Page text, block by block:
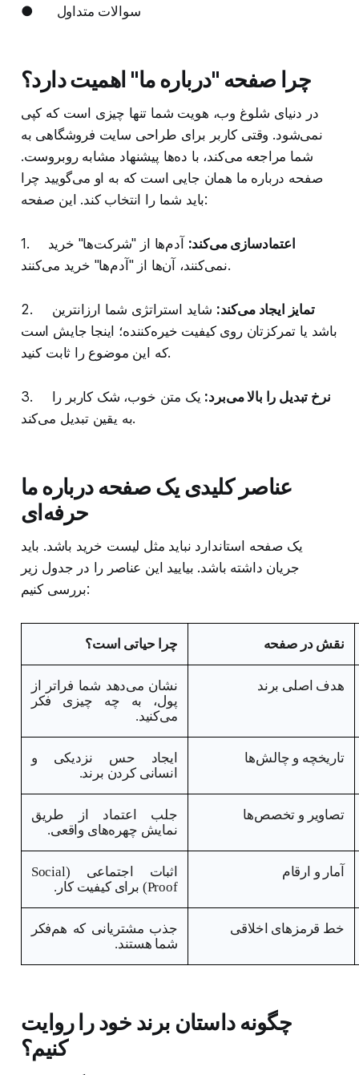
چرا صفحه "درباره ما" اهمیت دارد؟
در دنیای شلوغ وب، هویت شما تنها چیزی است که کپی
نمی‌شود. وقتی کاربر برای طراحی سایت فروشگاهی به
شما مراجعه می‌کند، با ده‌ها پیشنهاد مشابه روبروست.
صفحه درباره ما همان جایی است که به او می‌گویید چرا
باید شما را انتخاب کند. این صفحه:
1. اعتمادسازی می‌کند: آدم‌ها از "شرکت‌ها" خرید
نمی‌کنند، آن‌ها از "آدم‌ها" خرید می‌کنند.
2. تمایز ایجاد می‌کند: شاید استراتژی شما ارزانترین
باشد یا تمرکزتان روی کیفیت خیره‌کننده؛ اینجا جایش است
که این موضوع را ثابت کنید.
3. نرخ تبدیل را بالا می‌برد: یک متن خوب، شک کاربر را
به یقین تبدیل می‌کند.
عناصر کلیدی یک صفحه درباره ما
حرفه‌ای
یک صفحه استاندارد نباید مثل لیست خرید باشد. باید
جریان داشته باشد. بیایید این عناصر را در جدول زیر
بررسی کنیم:
نقش در صفحه چرا حیاتی است؟
هدف اصلی برند
نشان می‌دهد شما فراتر از
پول، به چه چیزی فکر
می‌کنید.
تاریخچه و چالش‌ها
ایجاد حس نزدیکی و
انسانی کردن برند.
تصاویر و تخصص‌ها
جلب اعتماد از طریق
نمایش چهره‌های واقعی.
آمار و ارقام اثبات اجتماعی (
Social
Proof
) برای کیفیت کار .
خط قرمزهای اخلاقی
جذب مشتریانی که هم‌فکر
شما هستند.
چگونه داستان برند خود را روایت
کنیم؟